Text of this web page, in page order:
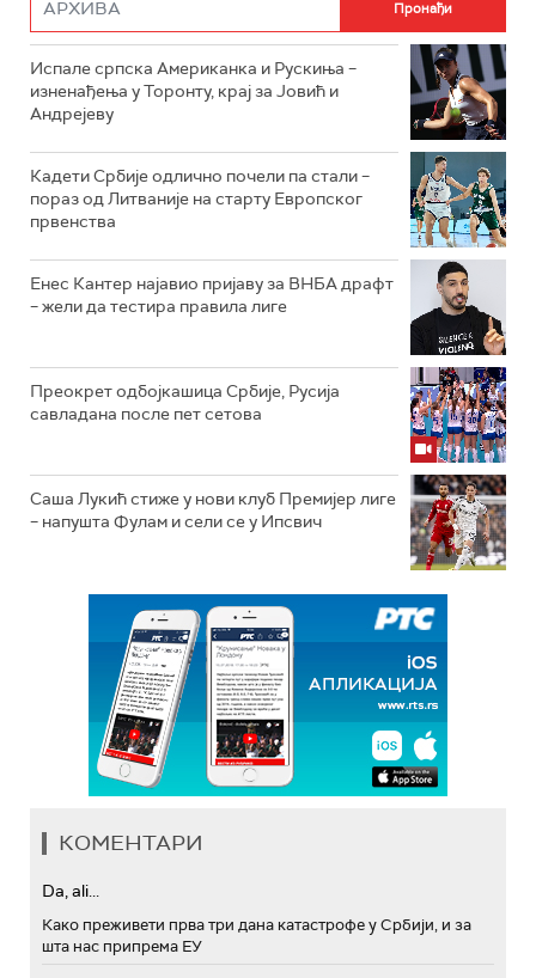
Испале српска Американка и Рускиња –
изненађења у Торонту, крај за Јовић и
Андрејеву
Кадети Србије одлично почели па стали –
пораз од Литваније на старту Европског
првенства
Енес Кантер најавио пријаву за ВНБА драфт
– жели да тестира правила лиге
Преокрет одбојкашица Србије, Русија
савладана после пет сетова
Саша Лукић стиже у нови клуб Премијер лиге
– напушта Фулам и сели се у Ипсвич
КОМЕНТАРИ
Da, ali...
Како преживети прва три дана катастрофе у Србији, и за
шта нас припрема ЕУ